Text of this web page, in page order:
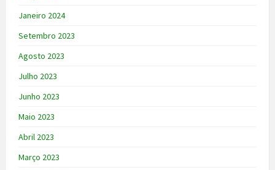
Janeiro 2024
Setembro 2023
Agosto 2023
Julho 2023
Junho 2023
Maio 2023
Abril 2023
Março 2023